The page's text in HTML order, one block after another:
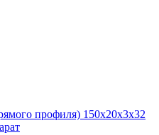
профиля) 150х20х3х32